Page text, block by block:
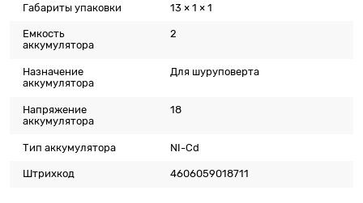
Габариты упаковки 13 × 1 × 1
Емкость
аккумулятора
2
Назначение
аккумулятора
Для шуруповерта
Напряжение
аккумулятора
18
Тип аккумулятора NI-Cd
Штрихкод 4606059018711